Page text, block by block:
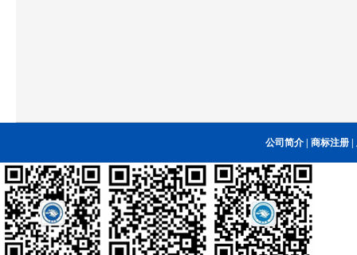
公司简介| 商标注册|